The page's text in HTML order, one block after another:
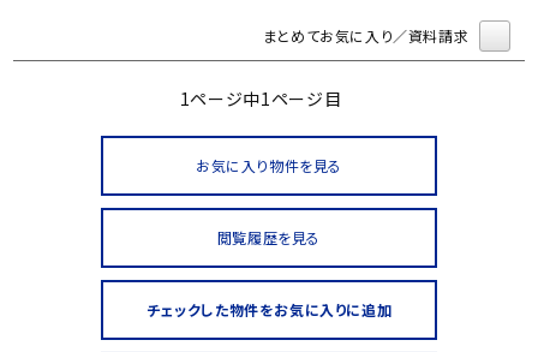
まとめてお気に入り／資料請求
1ページ中1ページ目
お気に入り物件を見る
閲覧履歴を見る